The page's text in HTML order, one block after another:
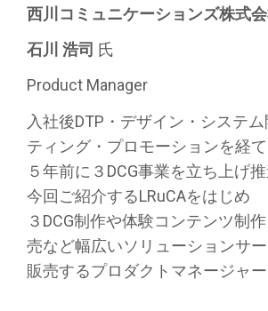
西川コミュニケーションズ株式
石川 浩司 氏
Product Manager
入社後DTP・デザイン・システ
ティング・ プロモーションを経て
５年前に３DCG事業を立ち上げ推
今回ご紹介するLRuCAをはじめ
３DCG制作や体験コンテンツ制作
売など幅広いソリューションサー
販売するプロダクトマネージャー